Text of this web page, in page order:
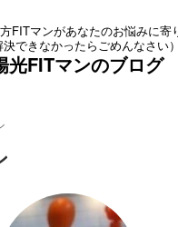
FITマンがあなたのお悩みに寄
できなかったらごめんなさい）
光FITマンのブログ